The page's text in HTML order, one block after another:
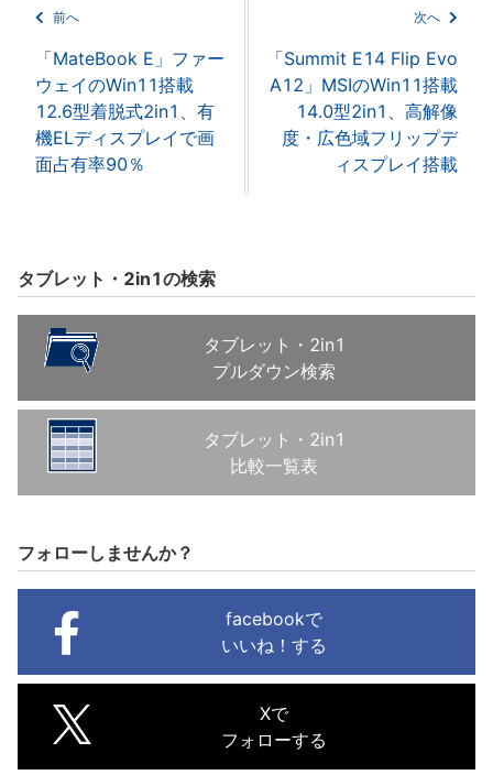
前へ
「MateBook E」ファー
ウェイのWin11搭載
12.6型着脱式2in1、有
機ELディスプレイで画
面占有率90％
次へ
「Summit E14 Flip Evo
A12」MSIのWin11搭載
14.0型2in1、高解像
度・広色域フリップデ
ィスプレイ搭載
タブレット・2in1の検索
タブレット・2in1
プルダウン検索
タブレット・2in1
比較一覧表
フォローしませんか？
facebookで
いいね！する
Xで
フォローする